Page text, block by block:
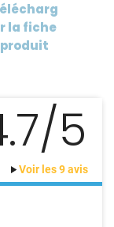
la fiche
produit
5
Voir les 9 avis